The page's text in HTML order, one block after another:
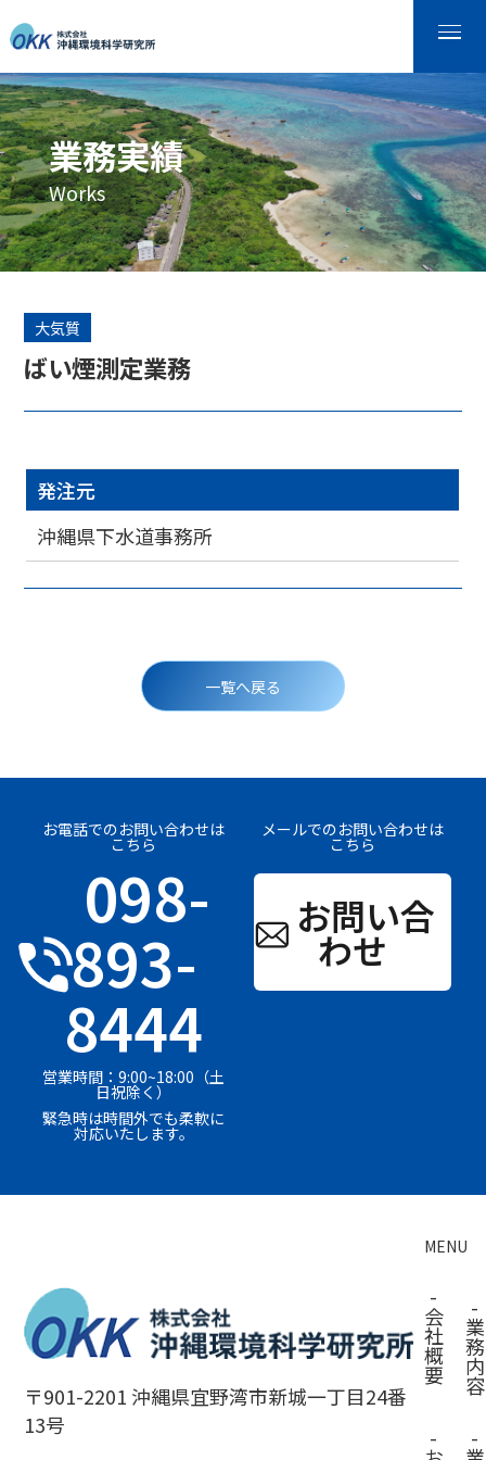
業務実績
Works
ばい煙測定業務
大気質
発注元
沖縄県下水道事務所
ョ
一覧へ戻る
お電話でのお問い合わせは
こちら
098-
893-
8444
営業時間：9:00~18:00（土
日祝除く）
緊急時は時間外でも柔軟に
対応いたします。
メールでのお問い合わせは
こちら
お問い合
わせ
〒901-2201 沖縄県宜野湾市新城一丁目24番
13号
MENU
-
会
社
概
要
-
業
務
内
容
-
-